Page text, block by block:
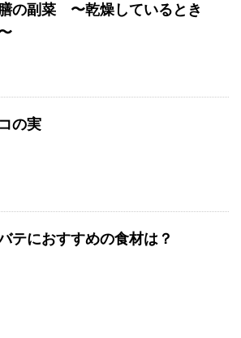
の副菜 〜乾燥しているとき
の実
テにおすすめの食材は？